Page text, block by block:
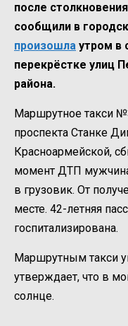
после
сообщили в
произошла утром в
перекрёстке улиц
района.
Маршрутное такси
проспекта Станке
Красноармейской,
момент ДТП
в грузовик. От
месте. 42-летняя
госпитализирована.
Маршрутным такси
утверждает, что в
солнце.